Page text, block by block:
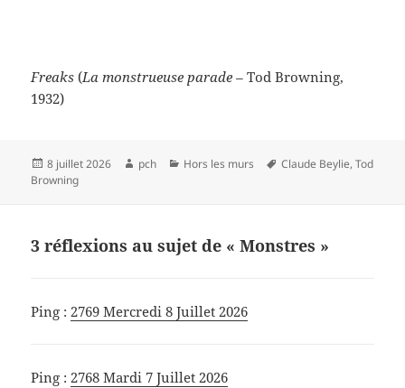
Freaks(La monstrueuse parade –Tod Browning,
1932)
Publié
le
8 juillet 2026 Auteur
pch Catégories
Hors les murs
Mots-
Claude Beylie,Tod
Browning
3 réflexions au sujet de « Monstres »
Ping :2769 Mercredi 8 Juillet 2026
Ping :2768 Mardi 7 Juillet 2026